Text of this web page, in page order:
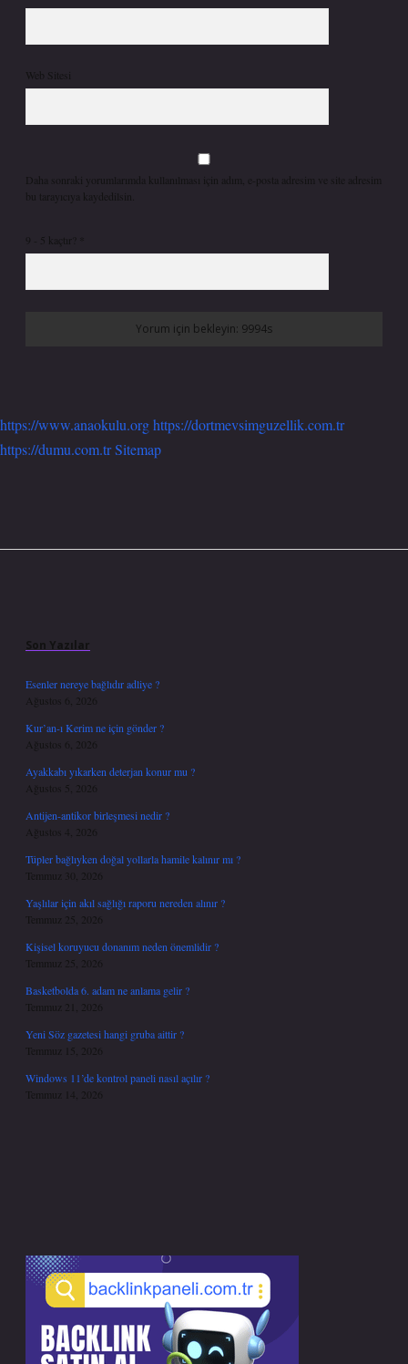
Web Sitesi
Daha sonraki yorumlarımda kullanılması için adım, e-posta adresim ve site adresim
bu tarayıcıya kaydedilsin.
9 - 5 kaçtır?
https://www.anaokulu.orghttps://dortmevsimguzellik.com.tr
https://dumu.com.trSitemap
Son Yazılar
Esenler nereye bağlıdır adliye ?
Ağustos 6, 2026
Kur’an-ı Kerim ne için gönder ?
Ağustos 6, 2026
Ayakkabı yıkarken deterjan konur mu ?
Ağustos 5, 2026
Antijen-antikor birleşmesi nedir ?
Ağustos 4, 2026
Tüpler bağlıyken doğal yollarla hamile kalınır mı ?
Temmuz 30, 2026
Yaşlılar için akıl sağlığı raporu nereden alınır ?
Temmuz 25, 2026
Kişisel koruyucu donanım neden önemlidir ?
Temmuz 25, 2026
Basketbolda 6. adam ne anlama gelir ?
Temmuz 21, 2026
Yeni Söz gazetesi hangi gruba aittir ?
Temmuz 15, 2026
Windows 11’de kontrol paneli nasıl açılır ?
Temmuz 14, 2026